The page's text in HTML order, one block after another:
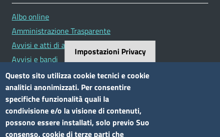
Albo online
Amministrazione Trasparente
Avvisi e atti di altre Amministrazioni
Avvisi e bandi
Bandi di concorso
Siti tematici
Elenco siti tematici
Impostazioni Privacy
Questo sito utilizza cookie tecnici e cookie
analitici anonimizzati. Per consentire
specifiche funzionalità quali la
condivisione e/o la visione di contenuti,
possono essere installati, solo previo Suo
consenso, cookie di terze parti che